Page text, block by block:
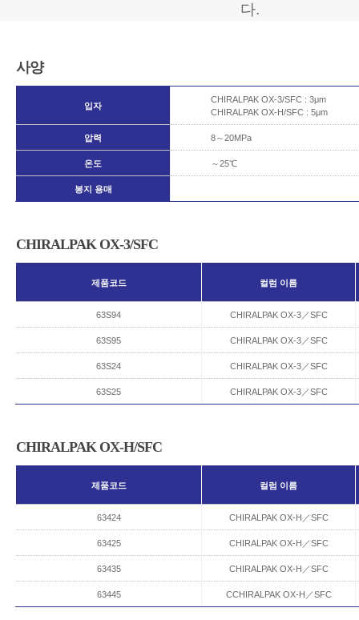
다.
사양
입자
CHIRALPAK OX-3/SFC : 3μm
CHIRALPAK OX-H/SFC : 5μm
압력 8～20MPa
온도 ～25℃
봉지 용매
CHIRALPAK OX-3/SFC
제품코드 컬럼 이름
63S94 CHIRALPAK OX-3／SFC
63S95 CHIRALPAK OX-3／SFC
63S24 CHIRALPAK OX-3／SFC
63S25 CHIRALPAK OX-3／SFC
CHIRALPAK OX-H/SFC
제품코드 컬럼 이름
63424 CHIRALPAK OX-H／SFC
63425 CHIRALPAK OX-H／SFC
63435 CHIRALPAK OX-H／SFC
63445 CCHIRALPAK OX-H／SFC